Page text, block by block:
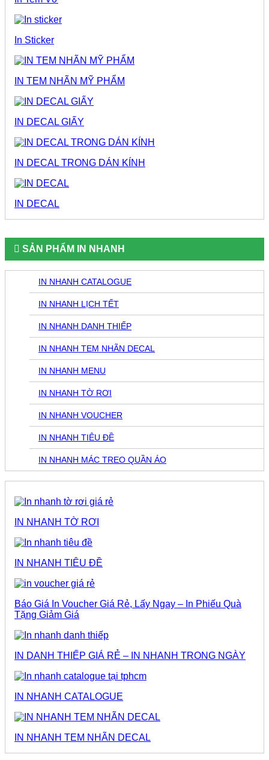
In Sticker
IN TEM NHÃN MỸ PHẨM
IN DECAL GIẤY
IN DECAL TRONG DÁN KÍNH
IN DECAL
SẢN PHẨM IN NHANH
IN NHANH CATALOGUE
IN NHANH LỊCH TẾT
IN NHANH DANH THIẾP
IN NHANH TEM NHÃN DECAL
IN NHANH MENU
IN NHANH TỜ RƠI
IN NHANH VOUCHER
IN NHANH TIÊU ĐỀ
IN NHANH MÁC TREO QUẦN ÁO
IN NHANH TỜ RƠI
IN NHANH TIÊU ĐỀ
Báo Giá In Voucher Giá Rẻ, Lấy Ngay – In Phiếu Quà
Tặng Giảm Giá
IN DANH THIẾP GIÁ RẺ – IN NHANH TRONG NGÀY
IN NHANH CATALOGUE
IN NHANH TEM NHÃN DECAL